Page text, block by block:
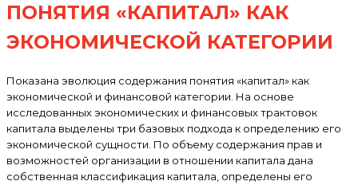
ПОНЯТИЯ «КАПИТАЛ» КАК
ЭКОНОМИЧЕСКОЙ КАТЕГОРИИ
Показана эволюция содержания понятия «капитал» как
экономической и финансовой категории. На основе
исследованных экономических и финансовых трактовок
капитала выделены три базовых подхода к определению его
экономической сущности. По объему содержания прав и
возможностей организации в отношении капитала дана
собственная классификация капитала, определены его